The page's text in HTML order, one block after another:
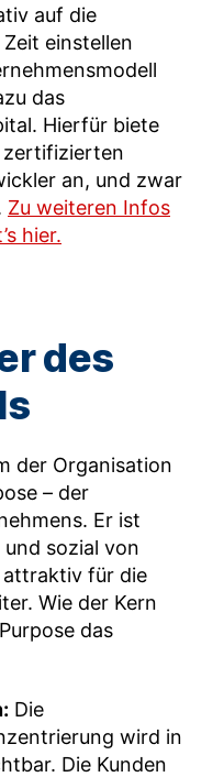
auf die
einstellen
das
Hierfür biete
zertifizierten
an, und zwar
Zu weiteren Infos
hier.
des
der Organisation
– der
Er ist
sozial von
attraktiv für die
Wie der Kern
das
Die
wird in
Die Kunden